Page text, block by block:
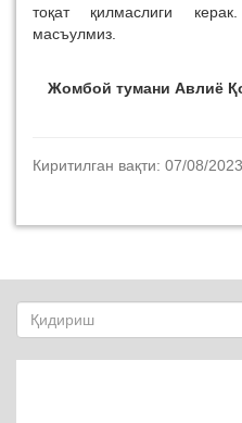
тоқат қилмаслиги
масъулмиз.
Жомбой тумани Aвлиё
Киритилган вақти: 07/08/